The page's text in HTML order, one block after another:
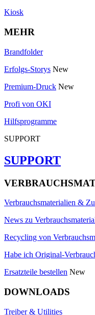
Kiosk
MEHR
Brandfolder
Erfolgs-Storys New
Premium-Druck New
Profi von OKI
Hilfsprogramme
SUPPORT
SUPPORT
Verbrauchsmaterialien &
News zu
Recycling von
Habe ich Original-
Ersatzteile bestellen New
DOWNLOADS
Treiber & Utilities